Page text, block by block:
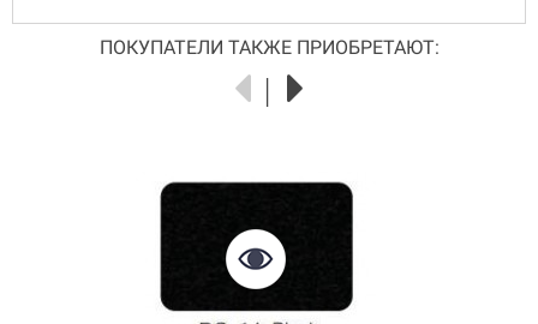
ПОКУПАТЕЛИ ТАКЖЕ ПРИОБРЕТАЮТ: